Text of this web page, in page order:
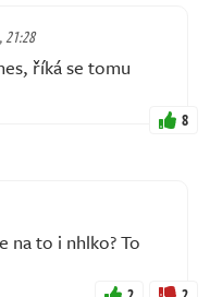
21:28
říká se tomu
8
na to i nhlko? To